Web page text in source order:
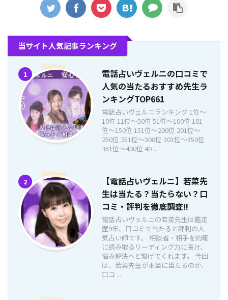
当サイト人気記事ランキング
1
電話占いヴェルニの口コミで
人気の当たるおすすめ先生ラ
ンキングTOP661
電話占いヴェルニランキング 1位〜
10位 11位〜50位 51位〜100位 101
位〜150位 151位〜200位 201位〜
250位 251位〜300位 301位〜350位
351位〜400位 40 ...
2
【電話占いヴェルニ】若菜先
生は当たる？当たらない？口
コミ・評判を徹底調査!!
電話占いヴェルニの若菜先生は鑑定
歴9年、口コミで当たると評判の人
気占い師です。 相談者・相手を的確
に読み取るリーディング力に長け、
悩み解決へと繋げてくれます。 今回
は、若菜先生が本当に当たるのか、
口コ ...